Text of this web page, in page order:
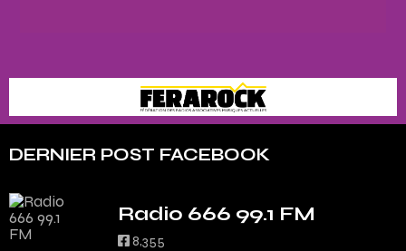
DERNIER POST FACEBOOK
Radio 666 99.1 FM
8,355